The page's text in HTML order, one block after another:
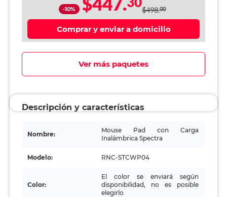
-10% $498.00
Comprar y enviar a domicilio
Ver más paquetes
Descripción y características
Nombre:
Mouse Pad con Carga
Inalámbrica Spectra
Modelo: RNC-STCWP04
Color:
El color se enviará según
disponibilidad, no es posible
elegirlo